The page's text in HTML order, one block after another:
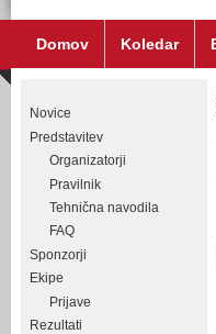
Domov Koledar
Novice
Predstavitev
Organizatorji
Pravilnik
Tehnična navodila
FAQ
Sponzorji
Ekipe
Prijave
Rezultati